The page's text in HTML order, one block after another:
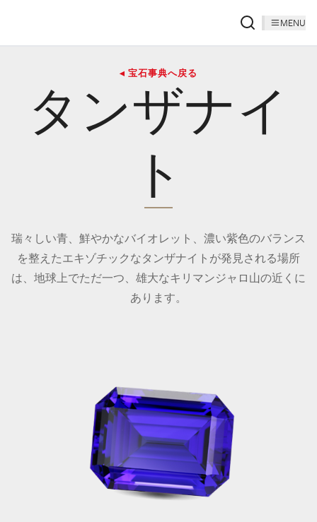
MENU
◂ 宝石事典へ戻る
タンザナイ
ト
瑞々しい青、鮮やかなバイオレット、濃い紫色のバランス
を整えたエキゾチックなタンザナイトが発見される場所
は、地球上でただ一つ、雄大なキリマンジャロ山の近くに
あります。